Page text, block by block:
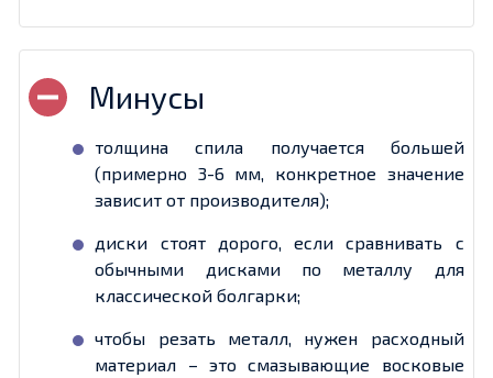
толщина спила получается большей
(примерно 3-6 мм, конкретное значение
зависит от производителя);
диски стоят дорого, если сравнивать с
обычными дисками по металлу для
классической болгарки;
чтобы резать металл, нужен расходный
материал – это смазывающие восковые